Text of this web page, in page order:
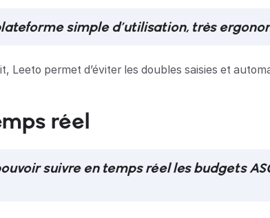
simple d’utilisation, très
Leeto permet d’éviter les doubles saisies et
réel
suivre en temps réel les budgets